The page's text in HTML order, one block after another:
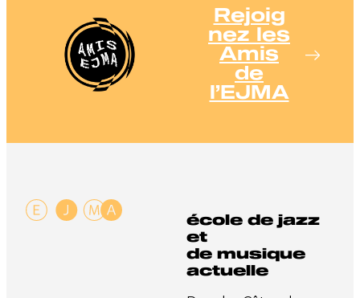
Rejoig
nez les
Amis
de
l’EJMA
école de jazz
et
de musique
actuelle